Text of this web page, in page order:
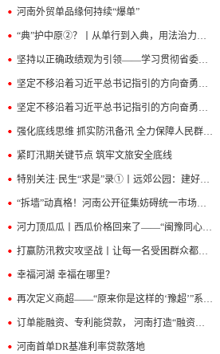
河南外贸单品缘何持续“爆单”
“典”护中原②？丨从单行到入典，用法治力量守护蓝天白云
坚持以正确政绩观为引领——学习贯彻省委十一届十一次全会精神之三
坚定不移沿着习近平总书记指引的方向奋勇前进丨一场供应链的胜利——“原来你是这样的‘豫超’”系列观察之二
坚定不移沿着习近平总书记指引的方向奋勇前进·两高四着力在一线丨无人机有了“空中加油站”
强化底线思维 抓实防汛备汛 全力保障人民群众生命财产安全
紧盯汛期关键节点 筑牢文旅安全底线
特别关注·民生“求是”录①丨远郊公园：建好后如何管好？
“拆墙”动真格！河南公开征集妨碍统一市场和公平竞争卡点堵点线索
河力顶瓜瓜丨西瓜价格回来了——“闽豫同心顶瓜瓜”系列报道之一
打赢防汛救灾攻坚战丨让每一名受困群众都安全转移
幸福河湖 幸福在哪里？
再次定义商超——“原来你是这样的‘豫超’”系列观察之一
订单能融资、专利能贷款， 河南打造“融资通道”新格局
河南首单DR基准利率贷款落地